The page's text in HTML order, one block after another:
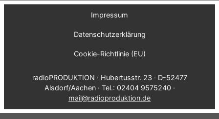
Impressum
Datenschutzerklärung
Cookie-Richtlinie (EU)
radioPRODUKTION · Hubertusstr. 23 · D-52477
Alsdorf/Aachen · Tel.: 02404 9575240 ·
mail@radioproduktion.de